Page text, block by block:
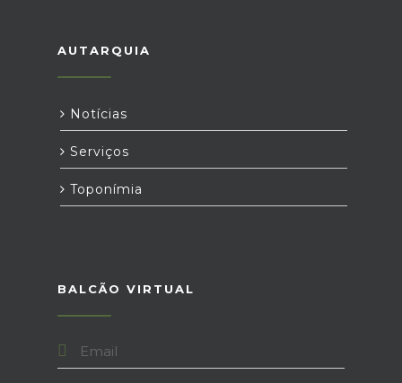
AUTARQUIA
Notícias
Serviços
Toponímia
BALCÃO VIRTUAL